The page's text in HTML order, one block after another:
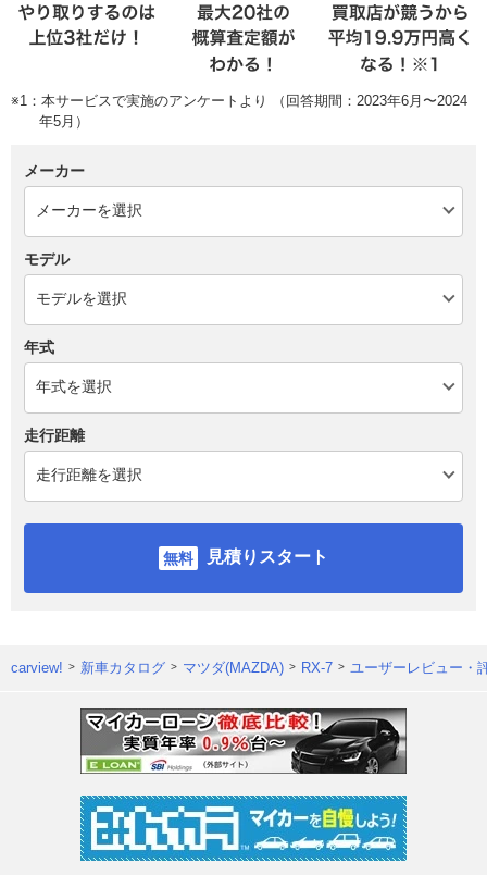
※1：本サービスで実施のアンケートより （回答期間：2023年6月〜2024
年5月）
メーカー
モデル
年式
走行距離
見積りスタート
carview! 新車カタログ マツダ(MAZDA) RX-7 ユーザーレビュー・